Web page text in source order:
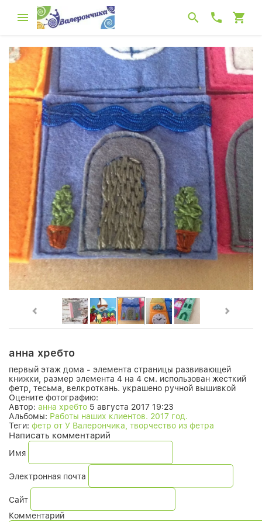
анна хребто
первый этаж дома - элемента страницы развивающей
книжки, размер элемента 4 на 4 см. использован жесткий
фетр, тесьма, велкроткань. украшено ручной вышивкой
Оцените фотографию:
Автор: анна хребто 5 августа 2017 19:23
Альбомы: Работы наших клиентов. 2017 год.
Теги: фетр от У Валерончика, творчество из фетра
Написать комментарий
Имя
Электронная почта
Сайт
Комментарий